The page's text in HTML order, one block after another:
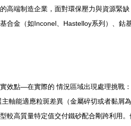
高端制造企業，面對環保壓力與資源緊
合金（如Inconel、Hastelloy系列）、
效點—在實際的 情況區域出現處理挑
軸能適應粒斑差異（金屬碎切或者黏
較高質量特定值交付鐵砂配合剛跨利